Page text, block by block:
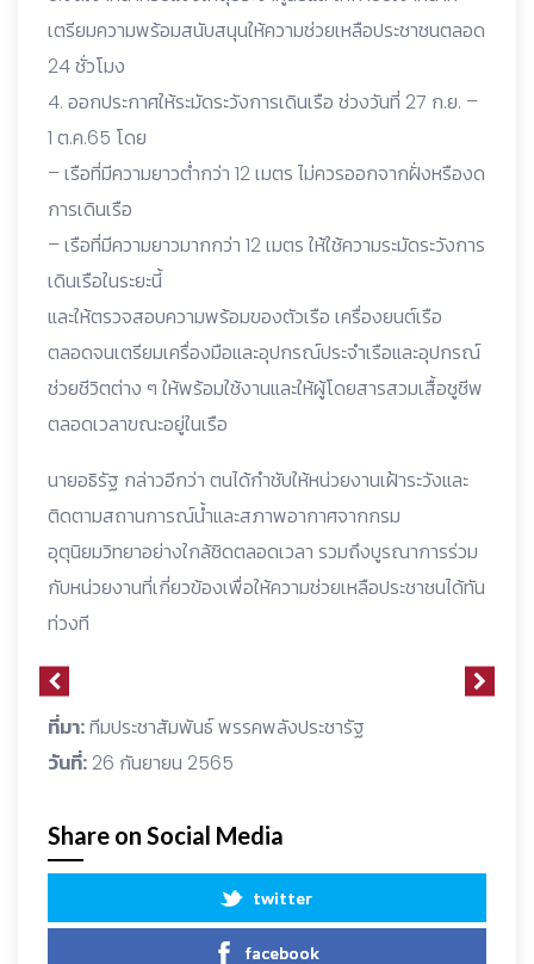
เตรียมความพร้อมสนับสนุนให้ความช่วยเหลือประชาชนตลอด
24 ชั่วโมง
4. ออกประกาศให้ระมัดระวังการเดินเรือ ช่วงวันที่ 27 ก.ย. –
1 ต.ค.65 โดย
– เรือที่มีความยาวต่ำกว่า 12 เมตร ไม่ควรออกจากฝั่งหรืองด
การเดินเรือ
– เรือที่มีความยาวมากกว่า 12 เมตร ให้ใช้ความระมัดระวังการ
เดินเรือในระยะนี้
และให้ตรวจสอบความพร้อมของตัวเรือ เครื่องยนต์เรือ
ตลอดจนเตรียมเครื่องมือและอุปกรณ์ประจำเรือและอุปกรณ์
ช่วยชีวิตต่าง ๆ ให้พร้อมใช้งานและให้ผู้โดยสารสวมเสื้อชูชีพ
ตลอดเวลาขณะอยู่ในเรือ
นายอธิรัฐ กล่าวอีกว่า ตนได้กำชับให้หน่วยงานเฝ้าระวังและ
ติดตามสถานการณ์น้ำและสภาพอากาศจากกรม
อุตุนิยมวิทยาอย่างใกล้ชิดตลอดเวลา รวมถึงบูรณาการร่วม
กับหน่วยงานที่เกี่ยวข้องเพื่อให้ความช่วยเหลือประชาชนได้ทัน
ท่วงที
ที่มา:ทีมประชาสัมพันธ์ พรรคพลังประชารัฐ
วันที่: 26 กันยายน 2565
Share on Social Media
twitter
facebook